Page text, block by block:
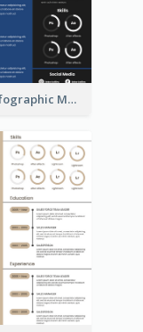
Dark Infographic Marketing Assistant Resume